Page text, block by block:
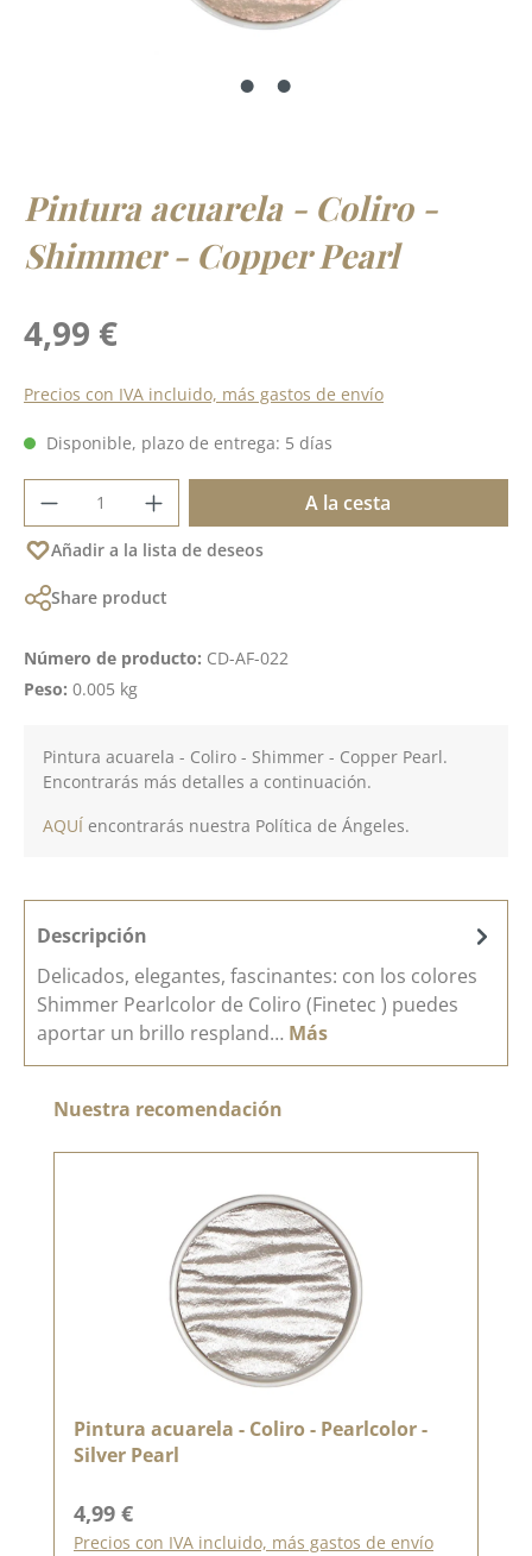
Pintura acuarela - Coliro -
Shimmer - Copper Pearl
Precio normal:
4,99 €
Precios con IVA incluido, más gastos de envío
Disponible, plazo de entrega: 5 días
Cantidad del producto: introduce la
A la cesta
Añadir a la lista de deseos
Share product
Número de producto: CD-AF-022
Peso: 0.005 kg
Pintura acuarela - Coliro - Shimmer - Copper Pearl.
Encontrarás más detalles a continuación.
AQUÍ encontrarás nuestra Política de Ángeles.
Descripción
Delicados, elegantes, fascinantes: con los colores
Shimmer Pearlcolor de Coliro (Finetec ) puedes
aportar un brillo respland… Más
Omitir la galería de productos
Nuestra recomendación
Pintura acuarela - Coliro - Pearlcolor -
Silver Pearl
Precio normal:
4,99 €
Precios con IVA incluido, más gastos de envío